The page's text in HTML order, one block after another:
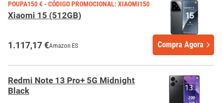
POUPA150 € - CÓDIGO PROMOCIONAL: XIAOMI150
Xiaomi 15 (512GB)
1.117,17 €Amazon ES Compra Agora
Redmi Note 13 Pro+ 5G Midnight
Black